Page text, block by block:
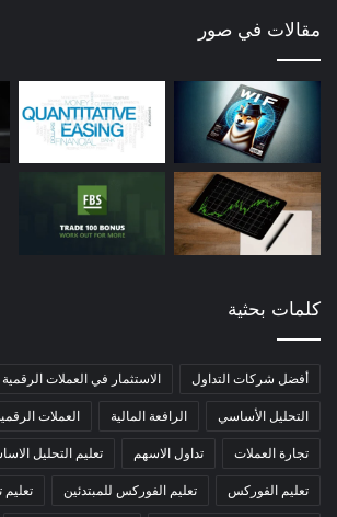
مقالات في صور
كلمات بحثية
أفضل شركات التداول الاستثمار في العملات الرقمية
التحليل الأساسي الرافعة المالية العملات
تجارة العملات تداول الاسهم تعليم التحليل
تعليم الفوركس تعليم الفوركس للمبتدئين تعليم